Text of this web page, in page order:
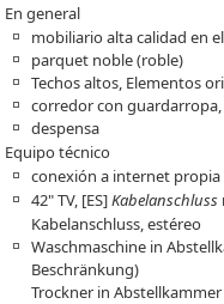
En general
mobiliario alta calidad en
parquet noble (roble)
Techos altos, Elementos
corredor con
despensa
Equipo técnico
conexión a internet propia
42" TV, [ES]Kabelanschluss
Kabelanschluss, estéreo
Waschmaschine in
Beschränkung)
Trockner in